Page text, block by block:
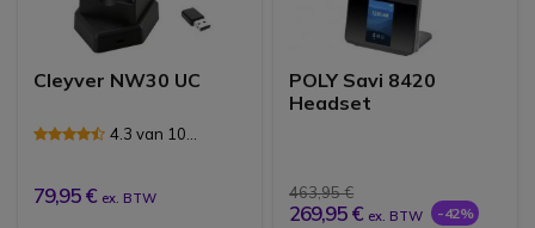
Cleyver NW30 UC
4.3 van 10
79,95 € ex. BTW
POLY Savi 8420
Headset
463,95 €
269,95 € ex. BTW -42%